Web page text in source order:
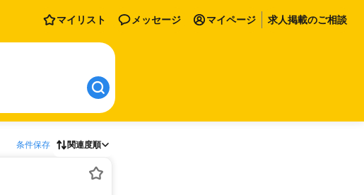
マイリスト メッセージ マイページ 求人掲載のご相談
条件保存 関連度順